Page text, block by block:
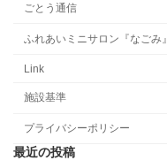
ごとう通信
ふれあいミニサロン『なごみ』
Link
施設基準
プライバシーポリシー
最近の投稿